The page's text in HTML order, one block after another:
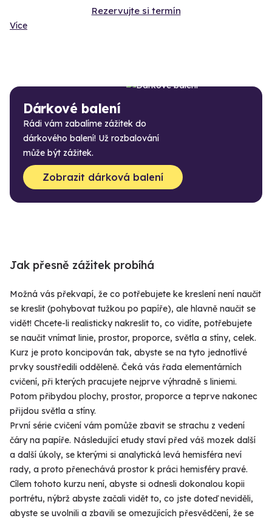
Rezervujte si termín
Více
Dárkové balení
Rádi vám zabalíme zážitek do
dárkového balení! Už rozbalování
může být zážitek.
Zobrazit dárková balení
Jak přesně zážitek probíhá
Možná vás překvapí, že co potřebujete ke kreslení není naučit
se kreslit (pohybovat tužkou po papíře), ale hlavně naučit se
vidět! Chcete-li realisticky nakreslit to, co vidíte, potřebujete
se naučit vnímat linie, prostor, proporce, světla a stíny, celek.
Kurz je proto koncipován tak, abyste se na tyto jednotlivé
prvky soustředili odděleně. Čeká vás řada elementárních
cvičení, při kterých pracujete nejprve výhradně s liniemi.
Potom přibydou plochy, prostor, proporce a teprve nakonec
přijdou světla a stíny.
První série cvičení vám pomůže zbavit se strachu z vedení
čáry na papíře. Následující etudy staví před váš mozek další
a další úkoly, se kterými si analytická levá hemisféra neví
rady, a proto přenechává prostor k práci hemisféry pravé.
Cílem tohoto kurzu není, abyste si odnesli dokonalou kopii
portrétu, nýbrž abyste začali vidět to, co jste doteď neviděli,
abyste se uvolnili a zbavili se omezujících přesvědčení, že se